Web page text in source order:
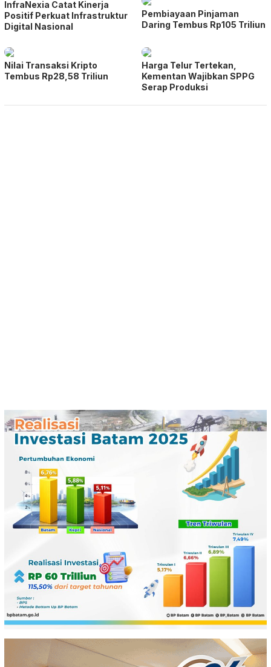
InfraNexia Catat Kinerja
Positif Perkuat Infrastruktur
Digital Nasional
Pembiayaan Pinjaman
Daring Tembus Rp105 Triliun
Nilai Transaksi Kripto
Tembus Rp28,58 Triliun
Harga Telur Tertekan,
Kementan Wajibkan SPPG
Serap Produksi